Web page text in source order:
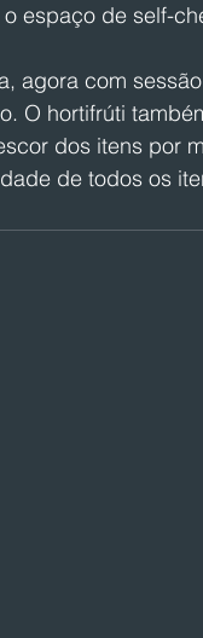
espaço de self-
agora com
O hortifrúti
dos itens por
de todos os